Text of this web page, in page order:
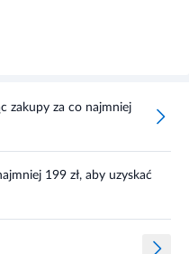
zakupy za co najmniej
199 zł, aby uzyskać